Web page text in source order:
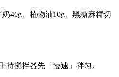
40g、植物油10g、黑糖麻糬切
持搅拌器先「慢速」拌匀。